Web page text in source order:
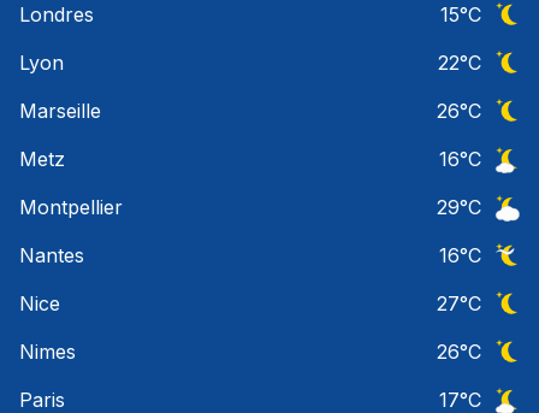
Londres
15°C
Lyon
22°C
Marseille
26°C
Metz
16°C
Montpellier
29°C
Nantes
16°C
Nice
27°C
Nimes
26°C
Paris
17°C